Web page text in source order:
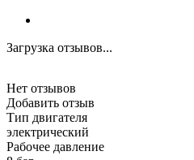
Загрузка отзывов...
Нет отзывов
Добавить отзыв
Тип двигателя
электрический
Рабочее давление